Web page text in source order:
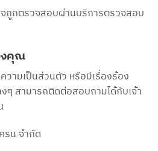
ถูกตรวจสอบผ่านบริการตรวจสอบ
งคุณ
ามเป็นส่วนตัว หรือมีเรื่องร้อง
งๆ สามารถติดต่อสอบถามได้กับเจ้า
รน จำกัด